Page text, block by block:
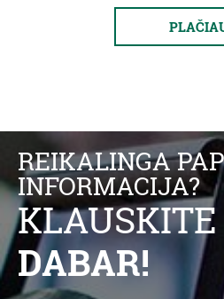
REIKALINGA
INFORMACIJA?
DABAR!